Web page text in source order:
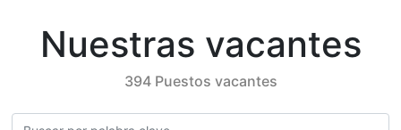
Nuestras vacantes
394 Puestos vacantes